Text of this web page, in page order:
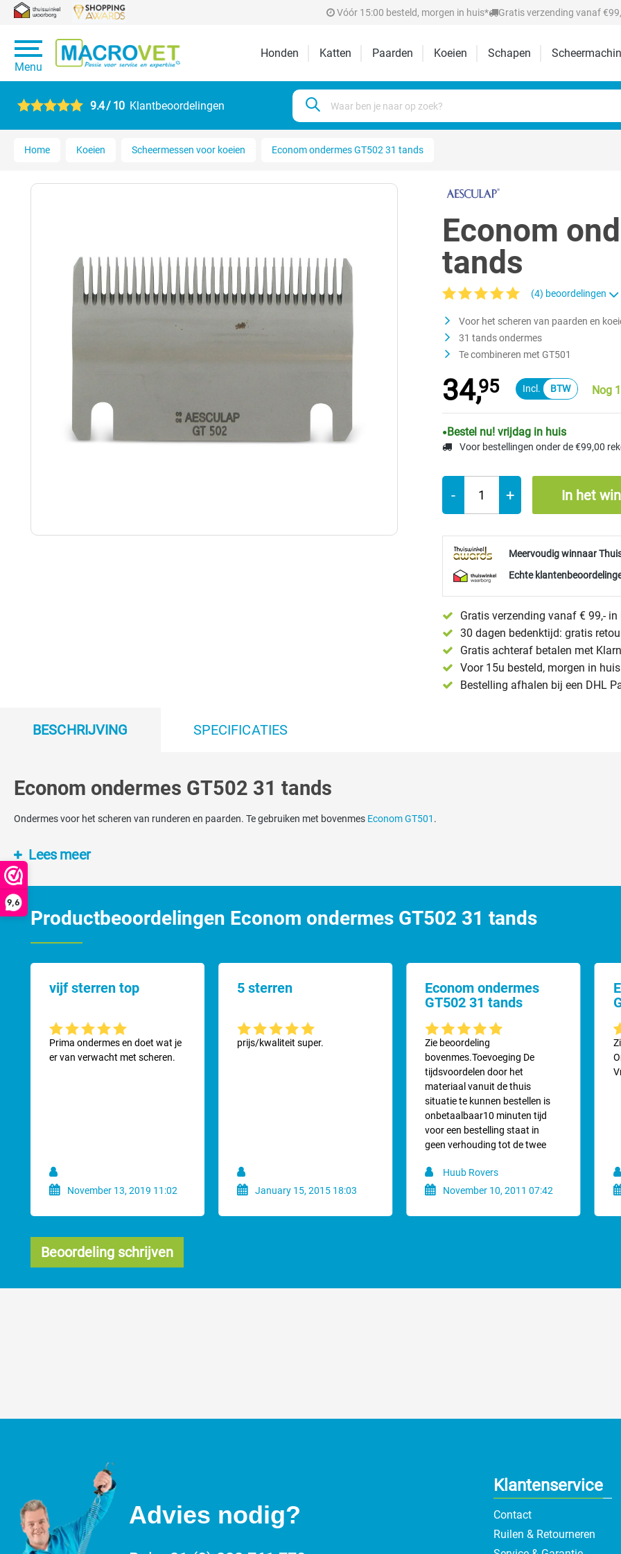
9,6
Vóór 15:00 besteld, morgen in huis* Gratis verzending vanaf
Menu
Honden Katten Paarden Koeien Schapen
9.4 / 10 Klantbeoordelingen
Home Koeien Scheermessen voor koeien Econom ondermes GT502 31 tands
Econom
tands
(4) beoordelingen
Voor het scheren van paarden en
31 tands ondermes
Te combineren met GT501
34,95 Nog
Bestel nu! vrijdag in huis
Voor bestellingen onder de €99,00
- + In het
Meervoudig winnaar
Echte
Gratis verzending vanaf € 99,- in
30 dagen bedenktijd: gratis
Gratis achteraf betalen met
Voor 15u besteld, morgen in
Bestelling afhalen bij een DHL
BESCHRIJVING SPECIFICATIES
Econom ondermes GT502 31 tands
Ondermes voor het scheren van runderen en paarden. Te gebruiken met bovenmes Econom GT501 .
Lees meer
Productbeoordelingen Econom ondermes GT502 31 tands
vijf sterren top
Gemiddelde waardering van 5 van 5 sterren
Prima ondermes en doet wat je
er van verwacht met scheren.
November 13, 2019 11:02
5 sterren
Gemiddelde waardering van 5 van 5 sterren
prijs/kwaliteit super.
January 15, 2015 18:03
Econom ondermes
GT502 31 tands
Gemiddelde waardering van 5 van 5 sterren
Zie beoordeling
bovenmes.Toevoeging De
tijdsvoordelen door het
materiaal vanuit de thuis
situatie te kunnen bestellen is
onbetaalbaar10 minuten tijd
voor een bestelling staat in
geen verhouding tot de twee
de winkel moet...
Huub Rovers
November 10, 2011 07:42
Beoordeling schrijven
Klantenservice
Contact
Ruilen & Retourneren
Advies nodig?